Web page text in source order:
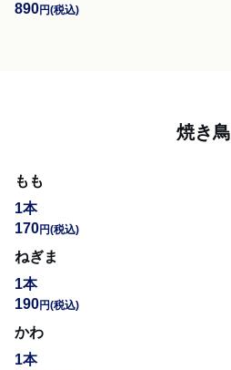
890円(税込)
焼き鳥
もも
1本
170円(税込)
ねぎま
1本
190円(税込)
かわ
1本